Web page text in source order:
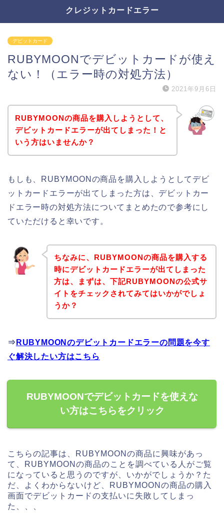
クレジットカードエラー
デビットカード
RUBYMOONでデビットカードが使え
ない！（エラー時の対処方法）
2021年9月6日
RUBYMOONの商品を購入しようとして、
デビットカードエラーが出てしまった！と
いう方はいませんか？
もしも、RUBYMOONの商品を購入しようとしてデビ
ットカードエラーが出てしまった方は、デビットカー
ドエラー時の対処方法についてまとめたので参考にし
ていただけると幸いです。
ちなみに、RUBYMOONの商品を購入する
時にデビットカードエラーが出てしまった
方は、まずは、下記RUBYMOONの公式サ
イトをチェックされてみてはいかがでしょ
うか？
⇒ RUBYMOONのデビットカードエラーの問題を今す
ぐ解決したい方はこちら
RUBYMOONでデビットカードを使えな
い方はこちらをクリック
こちらの記事は、RUBYMOONの商品に興味があっ
て、RUBYMOONの商品のことを調べている人がご覧
になっていると思うのですが、いかがでしょうか？た
だ、よくわからないけど、RUBYMOONの商品の購入
画面でデビットカードの支払いに失敗してしまっ
た、、、